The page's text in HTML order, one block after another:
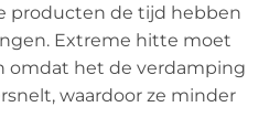
producten de tijd hebben
Extreme hitte moet
omdat het de verdamping
waardoor ze minder